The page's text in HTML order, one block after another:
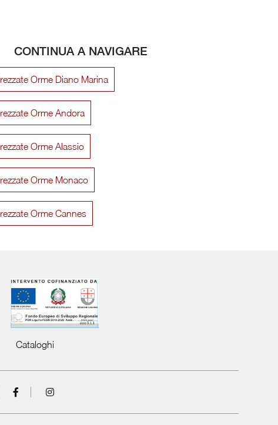
Day 12
CONTINUA A NAVIGARE
Orme Diano Marina
Orme Andora
Orme Alassio
Orme Monaco
Orme Cannes
Cataloghi